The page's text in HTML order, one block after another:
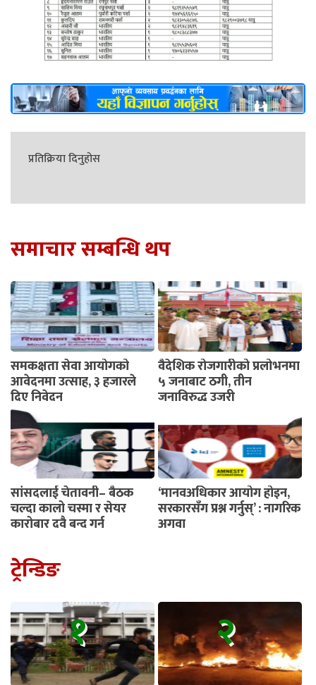
प्रतिक्रिया दिनुहोस
समाचार सम्बन्धि थप
समकक्षता सेवा आयोगको
आवेदनमा उत्साह, ३ हजारले
दिए निवेदन
वैदेशिक रोजगारीको प्रलोभनमा
५ जनाबाट ठगी, तीन
जनाविरुद्ध उजुरी
सांसदलाई चेतावनी– बैठक
चल्दा कालो चस्मा र सेयर
कारोबार दुवै बन्द गर्नू
‘मानवअधिकार आयोग होइन,
सरकारसँग प्रश्न गर्नुस्’ : नागरिक
अगुवा
ट्रेन्डिङ
१ २